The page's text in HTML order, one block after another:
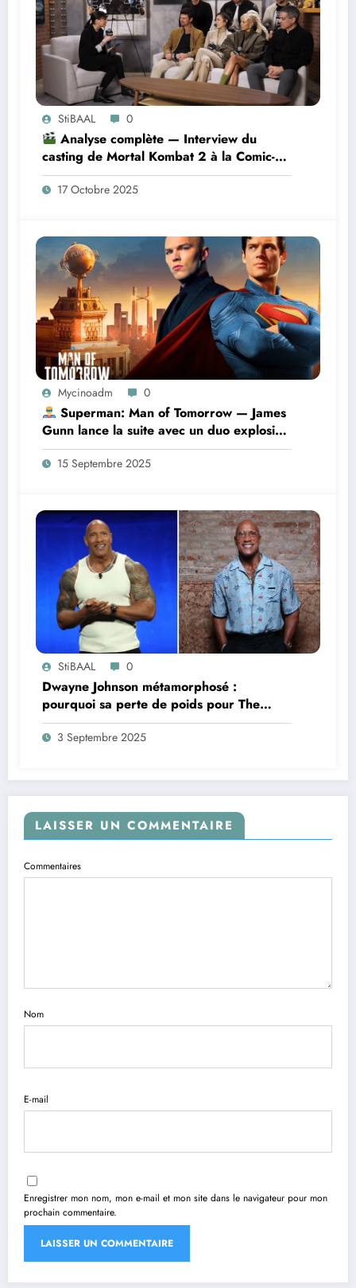
StiBAAL 0
Analyse complète — Interview du
casting de Mortal Kombat 2 à la Comic-
Con 2025
17 Octobre 2025
Mycinoadm 0
Superman: Man of Tomorrow — James
Gunn lance la suite avec un duo explosif
Superman / Lex Luthor
15 Septembre 2025
StiBAAL 0
Dwayne Johnson métamorphosé :
pourquoi sa perte de poids pour The
Smashing Machine fait tant parler
3 Septembre 2025
LAISSER UN COMMENTAIRE
Commentaires
Nom
E-mail
Enregistrer mon nom, mon e-mail et mon site dans le navigateur pour mon
prochain commentaire.